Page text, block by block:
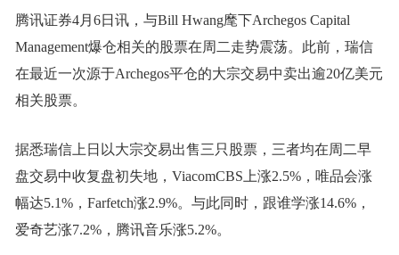
腾讯证券4月6日讯，与Bill Hwang麾下Archegos Capital
Management爆仓相关的股票在周二走势震荡。此前，瑞信
在最近一次源于Archegos平仓的大宗交易中卖出逾20亿美元
相关股票。
据悉瑞信上日以大宗交易出售三只股票，三者均在周二早
盘交易中收复盘初失地，ViacomCBS上涨2.5%，唯品会涨
幅达5.1%，Farfetch涨2.9%。与此同时，跟谁学涨14.6%，
爱奇艺涨7.2%，腾讯音乐涨5.2%。